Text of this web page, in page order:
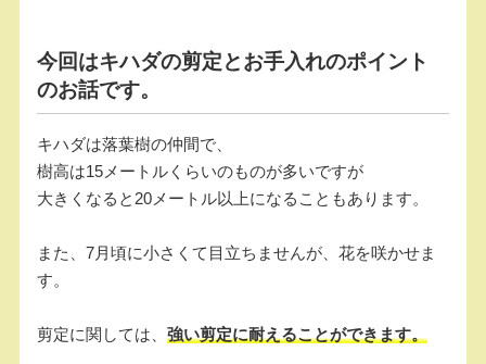
b
o
o
k
a
今回はキハダの剪定とお手入れのポイント
のお話です。
キハダは落葉樹の仲間で、
樹高は15メートルくらいのものが多いですが
大きくなると20メートル以上になることもあります。
また、7月頃に小さくて目立ちませんが、花を咲かせま
す。
剪定に関しては、強い剪定に耐えることができます。